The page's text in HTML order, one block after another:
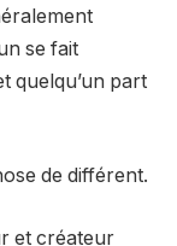
se fait
quelqu’un part
de différent.
et créateur